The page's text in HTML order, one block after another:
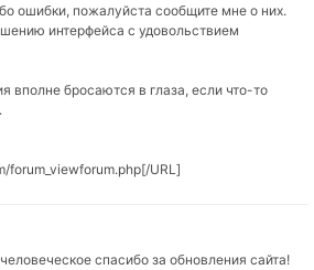
ошибки, пожалуйста сообщите мне о них.
интерфейса с удовольствием
вполне бросаются в глаза, если что-то
forum_viewforum.php[/URL]
спасибо за обновления сайта!